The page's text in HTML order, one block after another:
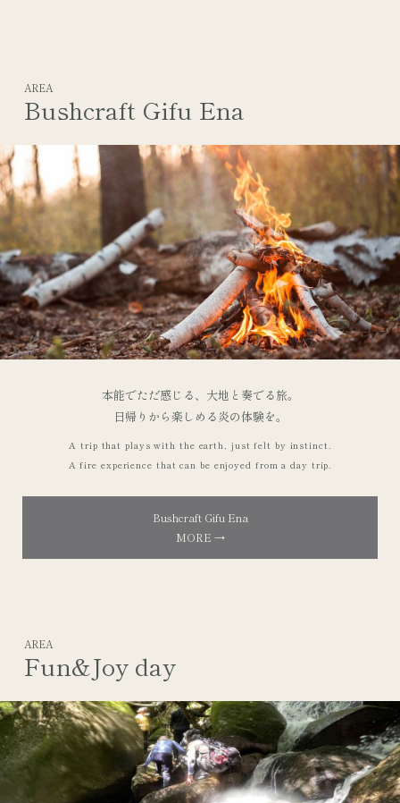
AREA
Bushcraft Gifu Ena
本能でただ感じる、大地と奏でる旅。
日帰りから楽しめる炎の体験を。
A trip that plays with the earth, just felt by instinct.
A fire experience that can be enjoyed from a day trip.
Bushcraft Gifu Ena
MORE →
AREA
Fun&Joy day